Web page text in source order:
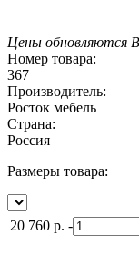
Цены обновляются
Номер товара:
367
Производитель:
Росток мебель
Страна:
Россия
Размеры товара:
20 760 р. -